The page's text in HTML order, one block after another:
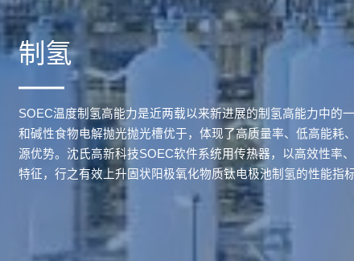
制氢
SOEC温度制氢高能力是近两载以来新进展的制氢高能力中的
和碱性食物电解抛光抛光槽优于，体现了高质量率、低高能耗
源优势。沈氏高新科技SOEC软件系统用传热器，以高效性率
特征，行之有效上升固状阳极氧化物质钛电极池制氢的性能指标